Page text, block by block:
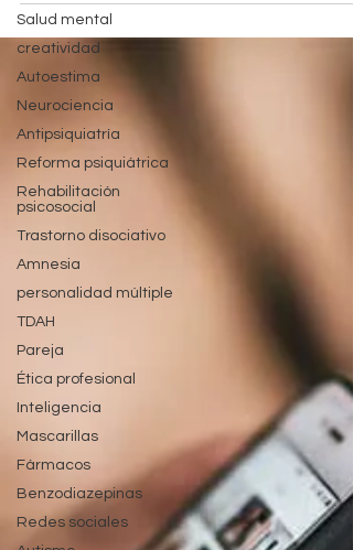
Salud mental
creatividad
Autoestima
Neurociencia
Antipsiquiatría
Reforma psiquiátrica
Rehabilitación
psicosocial
Trastorno disociativo
Amnesia
personalidad múltiple
TDAH
Pareja
Ética profesional
Inteligencia
Mascarillas
Fármacos
Benzodiazepinas
Redes sociales
el digital Cuídate Plus de Unidad Editorial
recogieron ampliamente sus opiniones
profesionales. En el primer caso, la entrevista
versó sobre el uso de los móviles, las pantallas
las redes sociales por los menores. En el
segundo, sobre las relaciones entre las